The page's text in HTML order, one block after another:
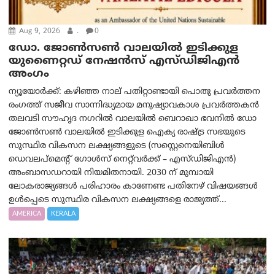
Aug 9, 2026 . 0
ഡോ. ജോൺസൺ വാലയിൽ ഇടിക്കുള
യുണൈറ്റഡ് നേഷൻസ് എസ്ഡിജിഎൻ
അംഗം
ന്യൂയോര്‍ക്ക്: കഴിഞ്ഞ നാല് പതിറ്റാണ്ടായി പൊതു പ്രവർത്തന
രംഗത്ത് സജീവ സാന്നിദ്ധ്യമായ മനുഷ്യാവകാശ പ്രവർത്തകൻ
തലവടി സൗഹൃദ നഗറിൽ വാലയിൽ ബെറാഖാ ഭവനിൽ ഡോ
ജോൺസൺ വാലയിൽ ഇടിക്കുള ഐക്യ രാഷ്ട്ര സഭയുടെ
സുസ്ഥിര വികസന ലക്ഷ്യങ്ങളുടെ (സസ്റ്റെനെയിബിൾ
ഡെവലപ്‌മെന്റ് ഗോൾസ് നെറ്റ്‌വർക്ക് – എസ്ഡിജിഎൻ)
അംബാസഡറായി നിയമിതനായി. 2030 ന് മുമ്പായി
ലോകരാജ്യങ്ങൾ പരിഹാരം കാണേണ്ട പതിനേഴ് വിഷയങ്ങൾ
ഉൾപ്പെടെ സുസ്ഥിര വികസന ലക്ഷ്യങ്ങളെ രാജ്യത്ത്...
AMERICA KERALA